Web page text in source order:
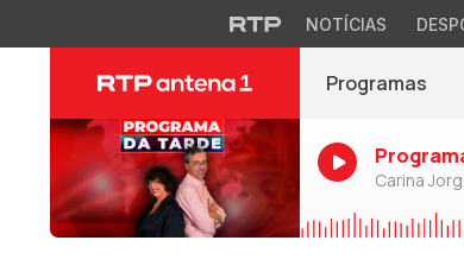
NOTÍCIAS
Programas
Carina